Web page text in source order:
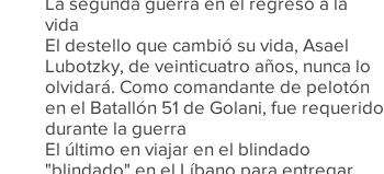
vida
El destello que cambió su vida, Asael
Lubotzky, de veinticuatro años, nunca lo
olvidará. Como comandante de pelotón
en el Batallón 51 de Golani, fue requerido
durante la guerra
El último en viajar en el blindado
"blindado" en el Líbano para entregar